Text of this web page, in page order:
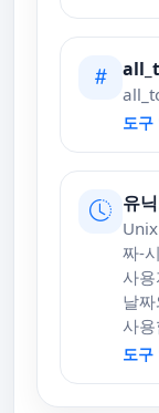
도구
유
짜-
사
날
사
도구